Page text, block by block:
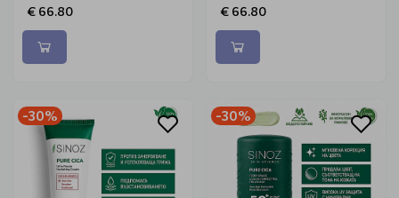
€ 66.80
€ 66.80
-30% -30%